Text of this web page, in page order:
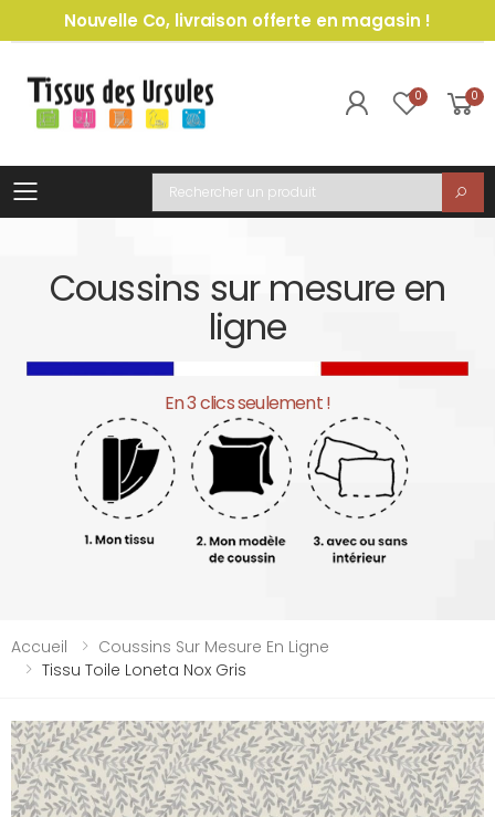
Nouvelle Co, livraison offerte en magasin !
0 0
Toggle mobile menu
Recherche
Coussins sur mesure en
ligne
En 3 clics seulement !
Accueil
Coussins Sur Mesure En Ligne
Tissu Toile Loneta Nox Gris